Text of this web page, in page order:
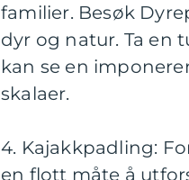
familier. Besøk
dyr og natur. Ta en
kan se en
skalaer.
4. Kajakkpadling:
en flott måte å